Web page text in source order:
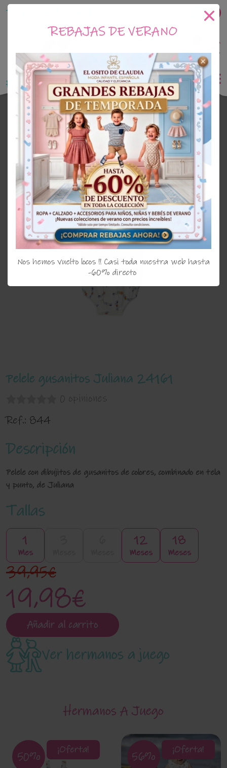
El Osito de Claudia
Tu tienda online de Moda Infantil
0€
Peleles Y Ranitas
BEBE
50%
Pelele gusanitos Juliana 24161
0 opiniones
Ref.: 844
Descripción
Pelele con dibujitos de gusanitos de colores, combinado en tela
y punto, de Juliana
Tallas
1
Mes
12
Meses
18
Meses
19,98€
39,95€
Añadir al carrito
Ver hermanos a juego
Hermanos A Juego
¡Oferta!
50% ¡Oferta!
56%
REBAJAS DE VERANO
Nos hemos vuelto locos !! Casi toda nuestra web hasta
-60% directo